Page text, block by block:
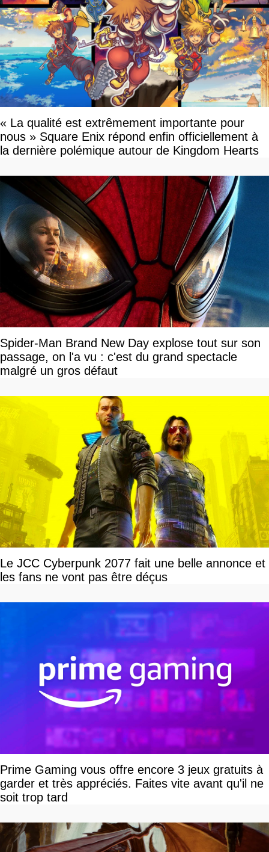
« La qualité est extrêmement importante pour
nous » Square Enix répond enfin officiellement à
la dernière polémique autour de Kingdom Hearts
Spider-Man Brand New Day explose tout sur son
passage, on l'a vu : c'est du grand spectacle
malgré un gros défaut
Le JCC Cyberpunk 2077 fait une belle annonce et
les fans ne vont pas être déçus
Prime Gaming vous offre encore 3 jeux gratuits à
garder et très appréciés. Faites vite avant qu'il ne
soit trop tard